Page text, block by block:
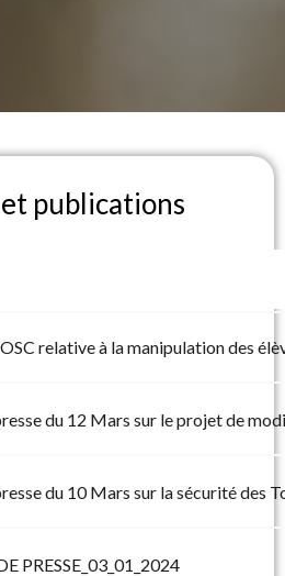
publications
relative à la manipulation des
du 12 Mars sur le projet de
du 10 Mars sur la sécurité des
PRESSE_03_01_2024